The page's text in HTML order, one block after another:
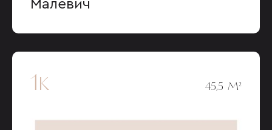
Малевич
1к 45,5 М²